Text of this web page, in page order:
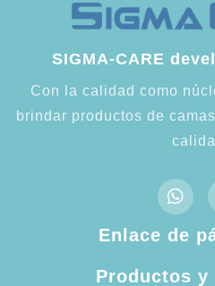
SIGMA-CARE
Con la calidad como
brindar productos de
Enlace de
Productos y